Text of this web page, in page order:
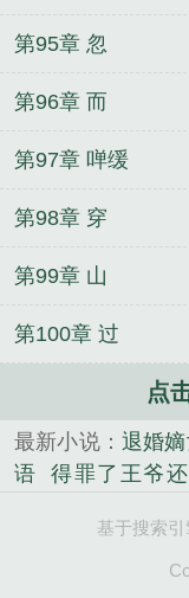
第95章 忽
第96章 而
第97章 啴缓
第98章 穿
第99章 山
第100章 过
点
最新小说： 退婚
语
得罪了王爷
顾安安傅臣商
龙神狂
基于搜索